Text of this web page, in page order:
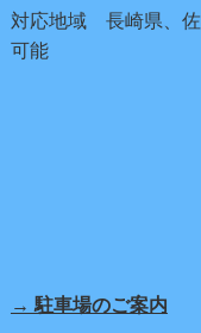
対応地域 長崎県、佐
可能
→ 駐車場のご案内